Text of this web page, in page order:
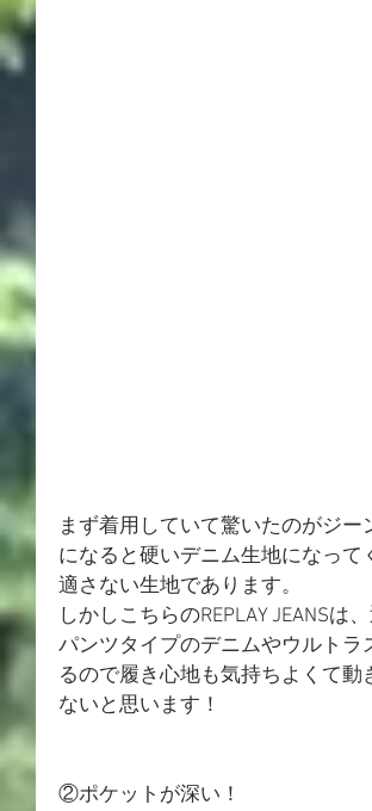
まず着用していて驚いたのがジ
になると硬いデニム生地になっ
適さない生地であります。
しかしこちらのREPLAY JEANS
パンツタイプのデニムやウルト
るので履き心地も気持ちよくて
ないと思います！
②ポケットが深い！